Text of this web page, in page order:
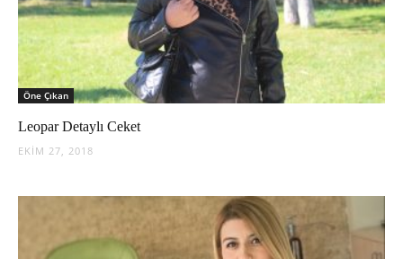
Öne Çıkan
Leopar Detaylı Ceket
EKIM 27, 2018